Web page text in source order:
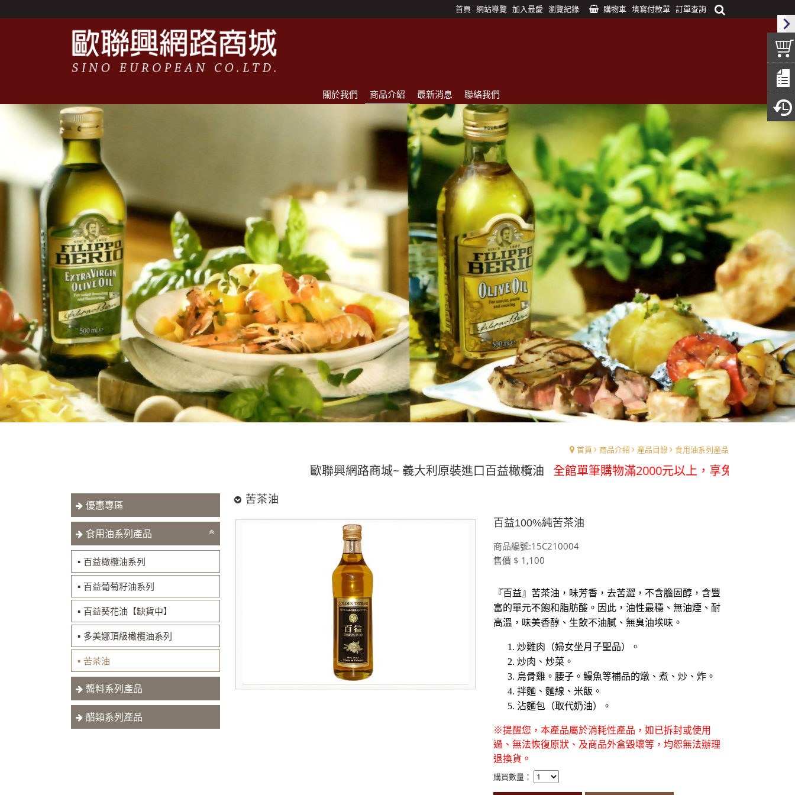
首頁 網站導覽 加入最愛 瀏覽紀錄 購物車 填寫付款單 訂單查詢
關於我們 商品介紹 最新消息 聯絡我們
首頁 商品介紹 產品目錄 食用油系列產品
歐聯興網路商城~ 義大利原裝進口百益橄欖油 全館單筆購物滿2000元以上，享免運優惠
優惠專區
食用油系列產品
百益橄欖油系列
百益葡萄籽油系列
百益葵花油【缺貨中】
多美娜頂級橄欖油系列
苦茶油
醬料系列產品
醋類系列產品
苦茶油
百益100%純苦茶油
商品編號:15C210004
售價 $ 1,100
『百益』苦茶油，味芳香，去苦澀，不含膽固醇，含豐
富的單元不飽和脂肪酸。因此，油性最穩、無油煙、耐
高溫，味美香醇、生飲不油膩、無臭油埃味。
炒雞肉（婦女坐月子聖品）。
炒肉、炒菜。
烏骨雞。腰子。鰻魚等補品的燉、煮、炒、炸。
拌麵、麵線、米飯。
沾麵包（取代奶油）。
※提醒您，本產品屬於消耗性產品，如已拆封或使用
過、無法恢復原狀、及商品外盒毀壞等，均恕無法辦理
退換貨。
購買數量：